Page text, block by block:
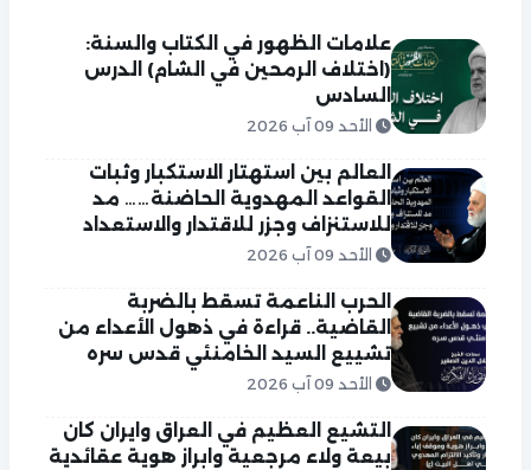
علامات الظهور في الكتاب والسنة:
(اختلاف الرمحين في الشام) الدرس
السادس
الأحد 09 آب 2026
العالم بين استهتار الاستكبار وثبات
القواعد المهدوية الحاضنة…… مد
للاستنزاف وجزر للاقتدار والاستعداد
الأحد 09 آب 2026
الحرب الناعمة تسقط بالضربة
القاضية.. قراءة في ذهول الأعداء من
تشييع السيد الخامنئي قدس سره
الأحد 09 آب 2026
التشيع العظيم في العراق وايران كان
بيعة ولاء مرجعية وابراز هوية عقائدية